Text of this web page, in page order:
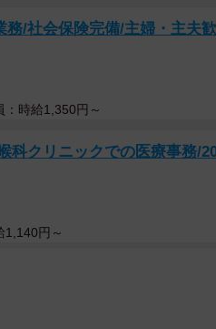
/社会保険完備/主婦・主夫
：時給1,350円～
科クリニックでの医療事務/
1,140円～